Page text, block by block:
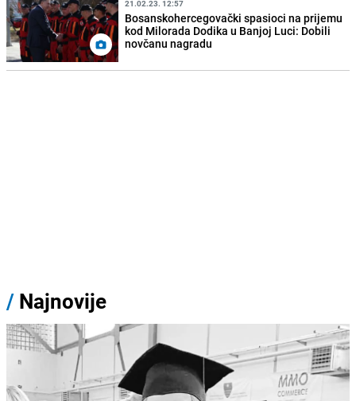
21.02.23. 12:57
Bosanskohercegovački spasioci na prijemu
kod Milorada Dodika u Banjoj Luci: Dobili
novčanu nagradu
/ Najnovije